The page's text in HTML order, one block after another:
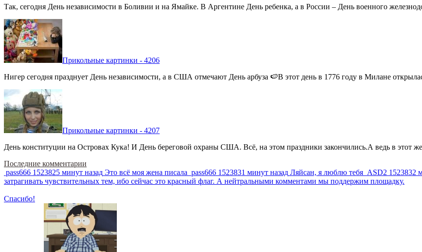
Так, сегодня День независимости в Боливии и на Ямайке. В Аргентине День ребенка, а в России – День военного
Прикольные картинки - 4206
Нигер сегодня празднует День независимости, а в США отмечают День арбуза 🍉В этот день в 1776 году в Милане
Прикольные картинки - 4207
День конституции на Островах Кука! И День береговой охраны США. Всё, на этом праздники закончились.А ведь в этот
Последние комментарии
pass666 1523825 минут назад Это всё моя жена писала pass666 1523831 минут назад Ляйсан, я люблю тебя ASD2 1523832
затрагивать чувствительных тем, ибо сейчас это красный флаг. А нейтральными комментами мы поддержим площадку.
Спасибо!